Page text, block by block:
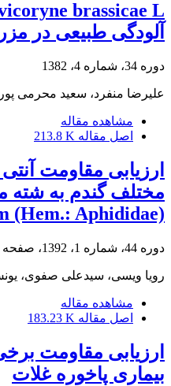
آلودگی طبیعی در
دوره 34، شماره 4، 1382
علیرضا منفرد، سعید محرمی
مشاهده مقاله
اصل مقاله 213.8 K
ارزیابی مقاومت
مختلف گندم به شته
(Hem.: Aphididae)
دوره 44، شماره 1، 1392، صفحه
رویا ویسی، سیدعلی صفوی،
مشاهده مقاله
اصل مقاله 183.23 K
ارزیابی مقاومت
بیماری پاخوره غلات